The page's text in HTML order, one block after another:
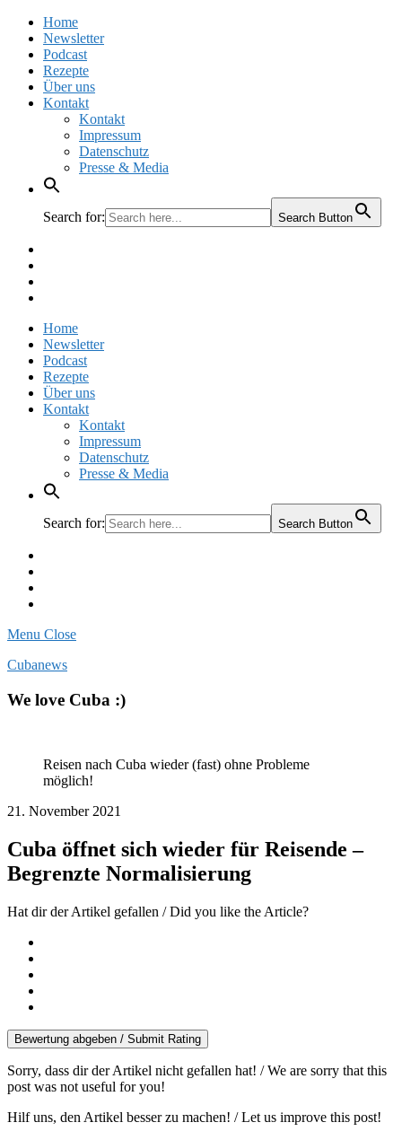
Home
Newsletter
Podcast
Rezepte
Über uns
Kontakt
Kontakt
Impressum
Datenschutz
Presse & Media
Search for: Search Button
Home
Newsletter
Podcast
Rezepte
Über uns
Kontakt
Kontakt
Impressum
Datenschutz
Presse & Media
Search for: Search Button
Menu Close
Cubanews
We love Cuba :)
Reisen nach Cuba wieder (fast) ohne Probleme
möglich!
21. November 2021
Cuba öffnet sich wieder für Reisende –
Begrenzte Normalisierung
Hat dir der Artikel gefallen / Did you like the Article?
Bewertung abgeben / Submit Rating
Sorry, dass dir der Artikel nicht gefallen hat! / We are sorry that this
post was not useful for you!
Hilf uns, den Artikel besser zu machen! / Let us improve this post!